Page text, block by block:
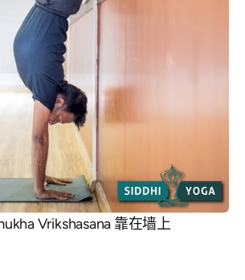
Vrikshasana 靠在墙上